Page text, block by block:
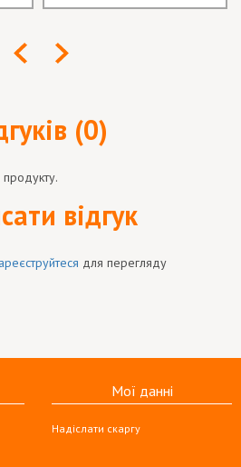
(0)
відгук
для перегляду
Мої данні
Надіслати скаргу